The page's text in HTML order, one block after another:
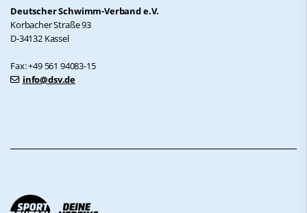
Deutscher Schwimm-Verband e.V.
Korbacher Straße 93
D-34132 Kassel
Fax: +49 561 94083-15
info@dsv.de